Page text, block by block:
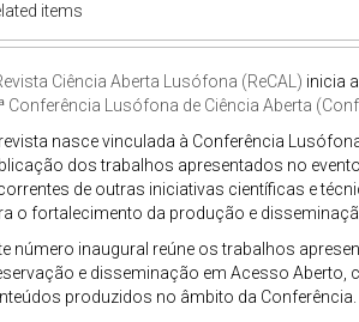
items
Ciência Aberta Lusófona (ReCAL) inicia
Conferência Lusófona de Ciência Aberta
revista nasce vinculada à Conferência
dos trabalhos apresentados no
de outras iniciativas científicas e
o fortalecimento da produção e
número inaugural reúne os trabalhos
e disseminação em Acesso Aberto,
produzidos no âmbito da Conferência.